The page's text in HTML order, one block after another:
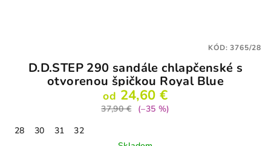
D.D.STEP 290 sandále chlapčenské s
otvorenou špičkou Royal Blue
od 24,60 €
37,90 €
(–35 %)
28
30 31
32
KÓD:3765/28